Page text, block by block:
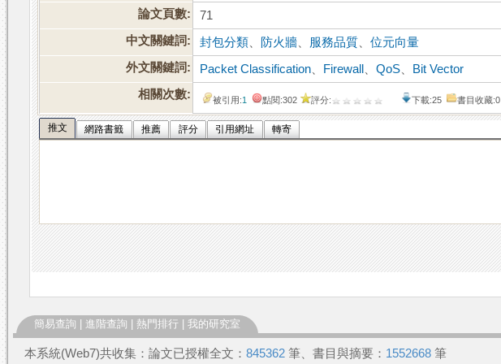
論文頁數:
71
中文關鍵詞:
封包分類 防火牆 服務品質 、位元向量
外文關鍵詞:
Packet Classification Firewall 、QoS
Bit Vector
相關次數:
被引用:1 點閱:302 評分: 下載:25 書目收藏:0
推文 網路書籤 推薦 評分 引用網址 轉寄
簡易查詢 進階查詢 熱門排行 我的研究室
本系統(Web7)共收集：論文已授權全文： 845362 筆、書目與摘要： 1552668 筆